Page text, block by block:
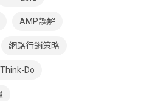
AMP誤解
網路行銷策略
Do